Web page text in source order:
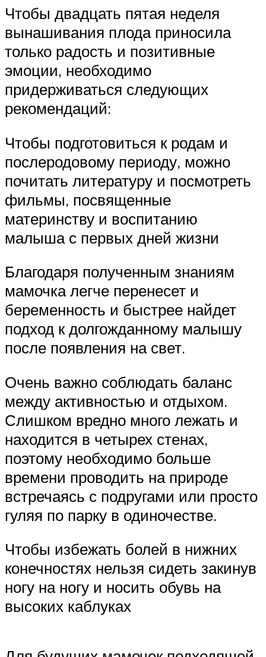
Чтобы двадцать пятая неделя
вынашивания плода приносила
только радость и позитивные
эмоции, необходимо
придерживаться следующих
рекомендаций:
Чтобы подготовиться к родам и
послеродовому периоду, можно
почитать литературу и посмотреть
фильмы, посвященные
материнству и воспитанию
малыша с первых дней жизни
Благодаря полученным знаниям
мамочка легче перенесет и
беременность и быстрее найдет
подход к долгожданному малышу
после появления на свет.
Очень важно соблюдать баланс
между активностью и отдыхом.
Слишком вредно много лежать и
находится в четырех стенах,
поэтому необходимо больше
времени проводить на природе
встречаясь с подругами или просто
гуляя по парку в одиночестве.
Чтобы избежать болей в нижних
конечностях нельзя сидеть закинув
ногу на ногу и носить обувь на
высоких каблуках